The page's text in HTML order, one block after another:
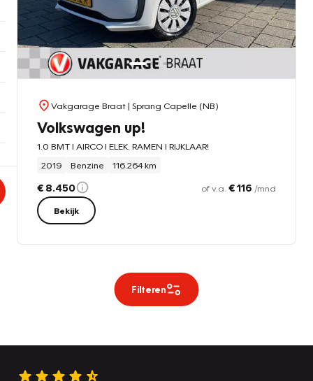
Vakgarage Braat| Sprang Capelle (NB)
Volkswagen up!
1.0 BMT l AIRCO l ELEK. RAMEN l RIJKLAAR!
2019
Benzine 116.264 km
€ 8.450 of v.a. € 116 /mnd
Bekijk
Filteren